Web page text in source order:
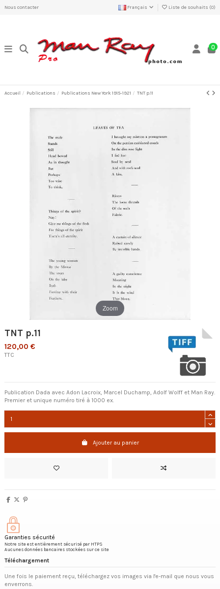
Nous contacter Français Liste de souhaits (0)
0
Accueil Publications Publications New York 1915-1921 TNT p.11
Zoom
TNT p.11
120,00 €
TTC
Publication Dada avec Adon Lacroix, Marcel Duchamp, Adolf Wolff et Man Ray.
Premier et unique numéro tiré à 1000 ex.
Ajouter au panier
Garanties sécurité
Notre site est entièrement sécurisé par HTPS
Aucunes données bancaires stockées sur ce site
Téléchargement
Une fois le paiement reçu, téléchargez vos images via l'e-mail que nous vous
enverrons.